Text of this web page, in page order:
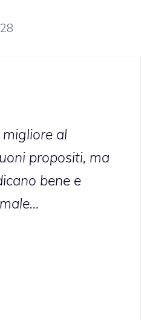
migliore al
propositi, ma
bene e